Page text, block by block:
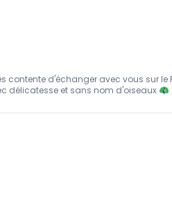
contente d'échanger avec vous sur le
délicatesse et sans nom d'oiseaux 🦚